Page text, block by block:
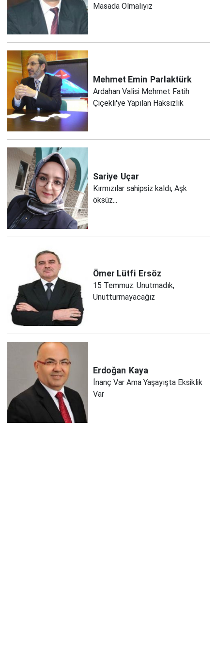
Masada Olmalıyız
Mehmet Emin Parlaktürk
Ardahan Valisi Mehmet Fatih
Çiçekli'ye Yapılan Haksızlık
Sariye Uçar
Kırmızılar sahipsiz kaldı, Aşk
öksüz...
Ömer Lütfi Ersöz
15 Temmuz: Unutmadık,
Unutturmayacağız
Erdoğan Kaya
İnanç Var Ama Yaşayışta Eksiklik
Var